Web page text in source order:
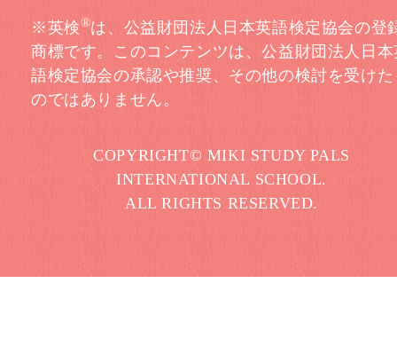
※英検®は、公益財団法人日本英語検定協会の登
商標です。このコンテンツは、公益財団法人日本
語検定協会の承認や推奨、その他の検討を受けた
のではありません。
COPYRIGHT© MIKI STUDY PALS
INTERNATIONAL SCHOOL.
ALL RIGHTS RESERVED.